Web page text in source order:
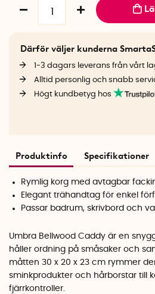
Därför väljer kunderna
1-3 dagars leverans från vårt
Alltid personlig och snabb
Högt kundbetyg hos
Produktinfo Specifikationer
Rymlig korg med avtagbar
Elegant trähandtag för enkel
Passar badrum, skrivbord och
Umbra Bellwood Caddy är en
håller ordning på småsaker och
måtten 30 x 20 x 23 cm rymmer
sminkprodukter och hårborstar till
fjärrkontroller.